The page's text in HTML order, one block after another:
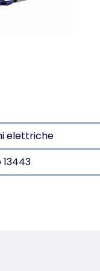
elettriche
13443